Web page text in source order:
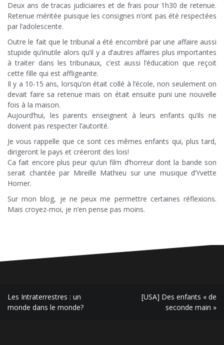
Deux ans de tracas judiciaires et de frais pour 1h30 de retenue.
Retenue méritée puisque les consignes n’ont pas été respectées
par l’adolescente.
Outre le fait que le tribunal a été encombré par une affaire aussi
stupide qu’inutile alors qu’il y a d’autres affaires plus importantes
à traiter dans les tribunaux, c’est aussi l’éducation que reçoit
cette fille qui est affligeante.
Il y a 10-15 ans, lorsqu’on était collé à l’école, non seulement on
devait faire sa retenue mais on était ensuite puni une nouvelle
fois à la maison.
Aujourd’hui, les parents enseignent à leurs enfants qu’ils ne
doivent pas respecter l’autorité.
Je vous rappelle que ce sont ces mêmes enfants qui, plus tard,
dirigeront le pays et créeront des lois!
Ca fait encore plus peur qu’un film d’horreur dont la bande son
serait chantée par Mireille Mathieu sur une musique d’Yvette
Horner.
Sur mon blog, je ne peux me permettre certaines réflexions.
Mais croyez-moi, je n’en pense pas moins.
Navigation
de
Les Intraterrestres : un
monde dans le monde?
[USA] Des enfants « de
seconde main »